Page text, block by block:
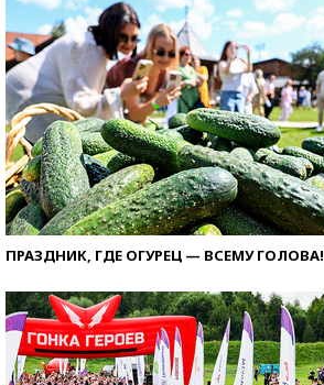
ПРАЗДНИК, ГДЕ ОГУРЕЦ — ВСЕМУ ГОЛОВА!